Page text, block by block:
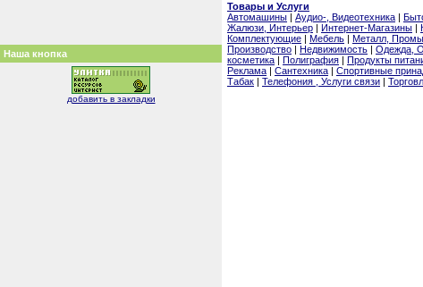
Наша кнопка
добавить в закладки
Товары и Услуги
Автомашины | Аудио-, Видеотехника |
Жалюзи, Интерьер | Интернет-Магазины |
Комплектующие | Мебель | Металл,
Производство | Недвижимость | Одежда,
косметика | Полиграфия | Продукты
Реклама | Сантехника | Спортивные
Табак | Телефония , Услуги связи |